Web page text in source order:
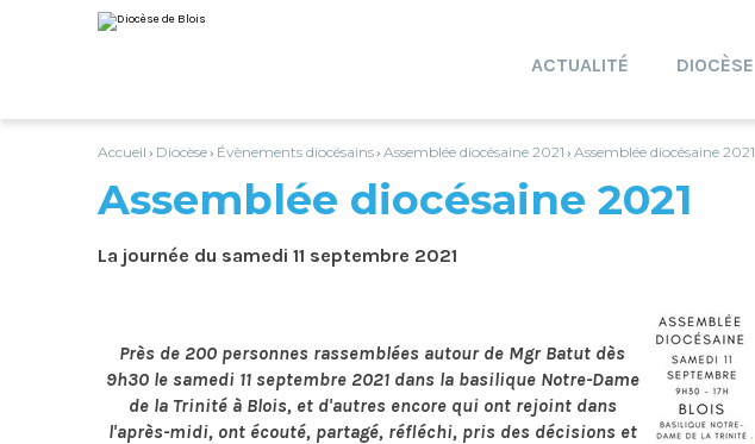
au
contenu.
personnels
ACTUALITÉ DIOCÈSE
Accueil › Diocèse› Évènements diocésains› Assemblée diocésaine 2021 › Assemblée diocésaine 2021
Assemblée diocésaine 2021
La journée du samedi 11 septembre 2021
Près de 200 personnes rassemblées autour de Mgr Batut dès
9h30 le samedi 11 septembre 2021 dans la basilique Notre-Dame
de la Trinité à Blois, et d'autres encore qui ont rejoint dans
l'après-midi, ont écouté, partagé, réfléchi, pris des décisions et